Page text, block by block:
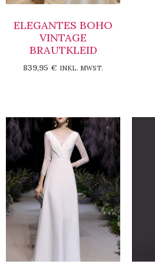
ELEGANTES BOHO
VINTAGE
BRAUTKLEID
839,95 € INKL. MWST.